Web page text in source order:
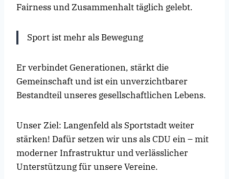
Fairness und Zusammenhalt täglich gelebt.
Sport ist mehr als Bewegung
Er verbindet Generationen, stärkt die
Gemeinschaft und ist ein unverzichtbarer
Bestandteil unseres gesellschaftlichen Lebens.
Unser Ziel: Langenfeld als Sportstadt weiter
stärken! Dafür setzen wir uns als CDU ein – mit
moderner Infrastruktur und verlässlicher
Unterstützung für unsere Vereine.